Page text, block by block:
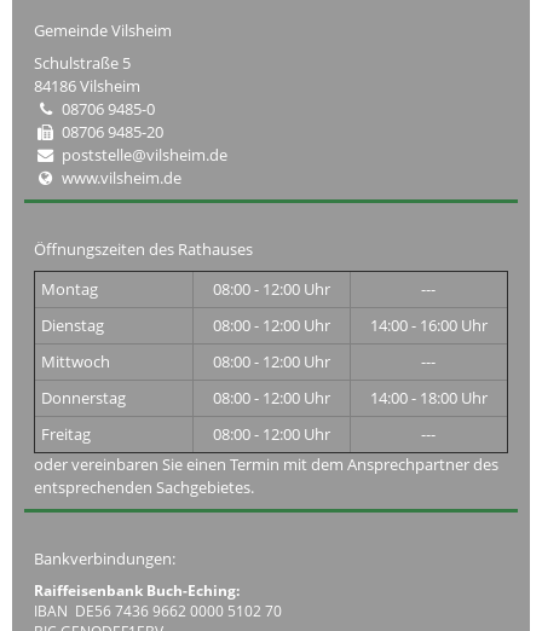
Gemeinde Vilsheim
Schulstraße 5
84186 Vilsheim
08706 9485-0
08706 9485-20
poststelle@vilsheim.de
www.vilsheim.de
Öffnungszeiten des Rathauses
Montag
08:00 - 12:00 Uhr
---
Dienstag
08:00 - 12:00 Uhr
14:00 - 16:00 Uhr
Mittwoch
08:00 - 12:00 Uhr
---
Donnerstag
08:00 - 12:00 Uhr
14:00 - 18:00 Uhr
Freitag
08:00 - 12:00 Uhr
---
oder vereinbaren Sie einen Termin mit dem Ansprechpartner des
entsprechenden Sachgebietes.
Bankverbindungen:
Raiffeisenbank Buch-Eching:
IBAN DE56 7436 9662 0000 5102 70